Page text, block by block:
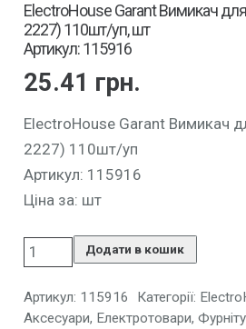
ElectroHouse Garant Вимикач
2227) 110шт/уп, шт
Артикул: 115916
25.41 грн.
ElectroHouse Garant Вимикач
2227) 110шт/уп
Артикул: 115916
Ціна за: шт
Додати в кошик
Артикул: 115916 Категорії:
Аксесуари, Електротовари,